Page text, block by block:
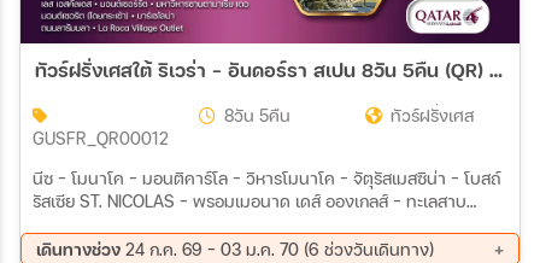
ทัวร์ฝรั่งเศสใต้ ริเวร่า - อันดอร์รา สเปน 8วัน 5คืน (QR) JUL 26 - DEC 27
GUSFR_QR00012
8วัน 5คืน ทัวร์ฝรั่งเศส
นีซ – โมนาโค – มอนติคาร์โล – วิหารโมนาโค – จัตุรัสเมสซิน่า – โบสถ์
รัสเซีย ST. NICOLAS – พรอมเมอนาด เดส์ อองเกลส์ – ทะเลสาบ
พานปงต์ ดู การ์ – นีมส์ – สนามกีฬาโรมัน – ตูลูซ – จัตุรัสกาปิโตล – วิ
เดินทางช่วง 24 ก.ค. 69 - 03 ม.ค. 70 (6 ช่วงวันเดินทาง)